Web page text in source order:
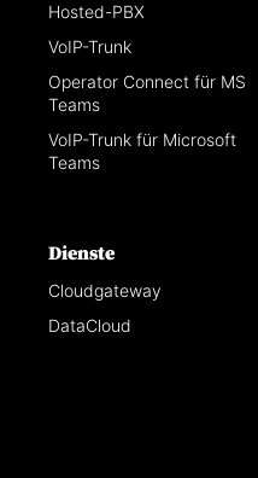
Hosted-PBX
VoIP-Trunk
Operator Connect für MS
Teams
VoIP-Trunk für Microsoft
Teams
Dienste
Cloudgateway
DataCloud